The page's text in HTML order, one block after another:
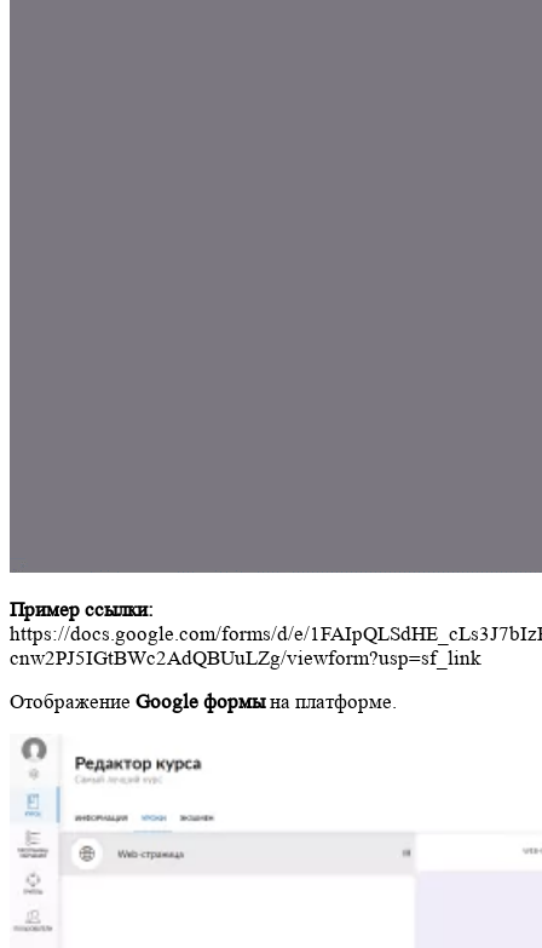
Пример ссылки:
https://docs.google.com/forms/d/e/
cnw2PJ5IGtBWc2AdQBUuLZg/viewform?usp=sf_link
Отображение Google формына платформе.